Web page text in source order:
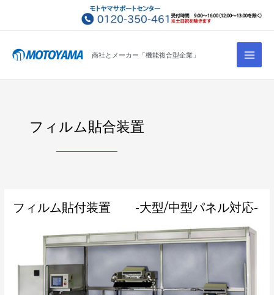
商社とメーカー「機能複合型企業」
Main
フィルム貼合装置
フィルム貼付装置 -大型/中型パネル対応-
フ
ィ
貼
付
大
型/